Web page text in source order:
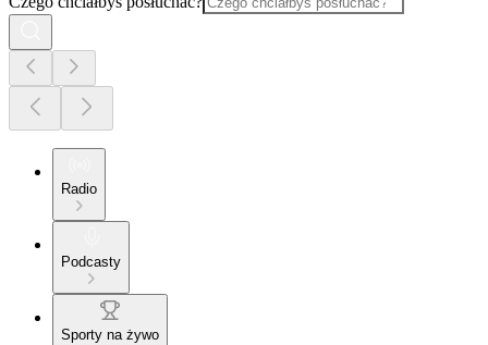
Radio
Podcasty
Sporty na żywo